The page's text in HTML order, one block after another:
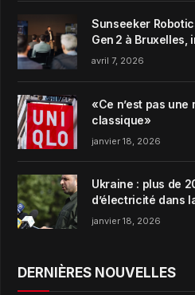
Sunseeker
Gen 2 à
concept de
avril 7, 2026
«Ce n’est pas une
classique»
janvier 18, 2026
Ukraine : plus de
d’électricité dans
janvier 18, 2026
DERNIÈRES NOUVELLES